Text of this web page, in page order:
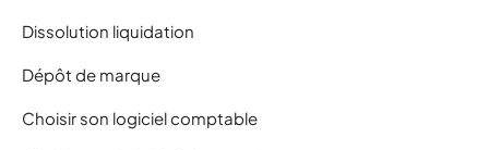
Dissolution liquidation
Dépôt de marque
Choisir son logiciel comptable